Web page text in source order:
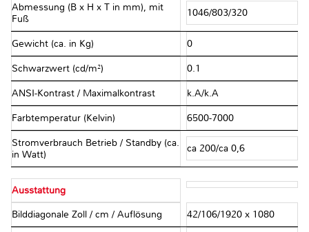
Abmessung (B x H x T in mm), mit
Fuß
1046/803/320
Gewicht (ca. in Kg) 0
Schwarzwert (cd/m²) 0.1
ANSI-Kontrast / Maximalkontrast k.A/k.A
Farbtemperatur (Kelvin) 6500-7000
Stromverbrauch Betrieb / Standby (ca.
in Watt)
ca 200/ca 0,6
Ausstattung
Bilddiagonale Zoll / cm / Auflösung 42/106/1920 x 1080